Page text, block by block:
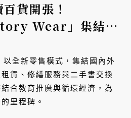
貨開張！
Wear」集結
造台北首家ESG
全新零售模式，集結國內外
賃、修繕服務與二手書交換
合教育推廣與循環經濟，為
里程碑。